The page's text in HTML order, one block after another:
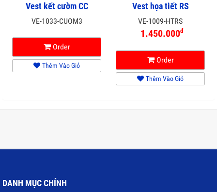
Vest kết cườm CC
VE-1033-CUOM3
Order
Thêm Vào Giỏ
Vest họa tiết RS
VE-1009-HTRS
1.450.000đ
Order
Thêm Vào Giỏ
DANH MỤC CHÍNH